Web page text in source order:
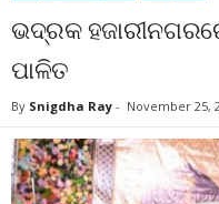
ଭଦ୍ରକ
ପାଳିତ
By Snigdha Ray - November 25,